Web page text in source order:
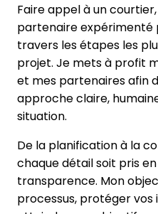
Faire appel à un
partenaire expérimenté
travers les étapes les
projet. Je mets à profit
et mes partenaires afin
approche claire,
situation.
De la planificationà la
chaque détail soit pris
transparence. Mon
processus, protéger